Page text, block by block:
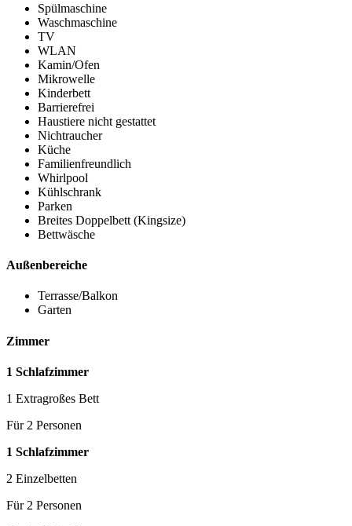
Spülmaschine
Waschmaschine
TV
WLAN
Kamin/Ofen
Mikrowelle
Kinderbett
Barrierefrei
Haustiere nicht gestattet
Nichtraucher
Küche
Familienfreundlich
Whirlpool
Kühlschrank
Parken
Breites Doppelbett (Kingsize)
Bettwäsche
Außenbereiche
Terrasse/Balkon
Garten
Zimmer
1 Schlafzimmer
1 Extragroßes Bett
Für 2 Personen
1 Schlafzimmer
2 Einzelbetten
Für 2 Personen